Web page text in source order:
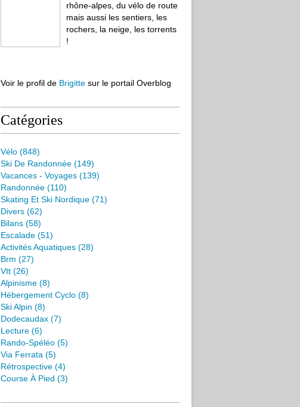
rhône-alpes, du vélo de route
mais aussi les sentiers, les
rochers, la neige, les torrents
!
Voir le profil de Brigitte sur le portail Overblog
Catégories
Vélo (848)
Ski De Randonnée (149)
Vacances - Voyages (139)
Randonnée (110)
Skating Et Ski Nordique (71)
Divers (62)
Bilans (58)
Escalade (51)
Activités Aquatiques (28)
Brm (27)
Vtt (26)
Alpinisme (8)
Hébergement Cyclo (8)
Ski Alpin (8)
Dodecaudax (7)
Lecture (6)
Rando-Spéléo (5)
Via Ferrata (5)
Rétrospective (4)
Course À Pied (3)